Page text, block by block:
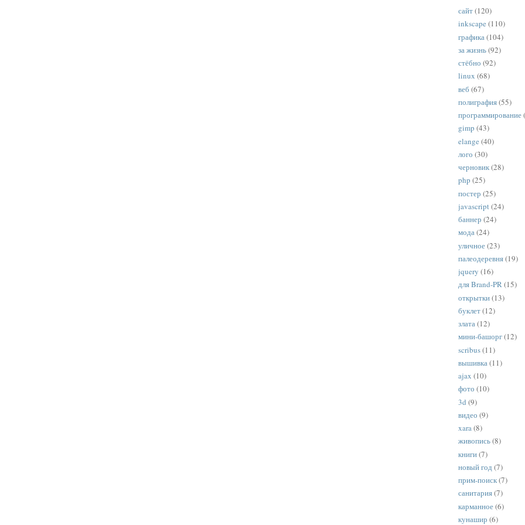
сайт(120)
inkscape (110)
графика(104)
за жизнь(92)
стёбно (92)
linux (68)
веб (67)
полиграфия(55)
программирование
gimp (43)
elange (40)
лого (30)
черновик(28)
php (25)
постер (25)
javascript(24)
баннер (24)
мода(24)
уличное(23)
палеодеревня(19)
jquery (16)
для Brand-PR(15)
открытки(13)
буклет(12)
злата(12)
мини-башорг(12)
scribus(11)
вышивка(11)
ajax (10)
фото (10)
3d (9)
видео (9)
xara(8)
живопись(8)
книги(7)
новый год (7)
прим-поиск(7)
санитария(7)
карманное(6)
кунашир (6)